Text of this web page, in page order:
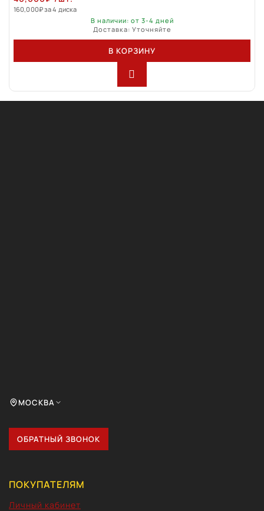
160,000₽за 4 диска
В наличии: от 3-4 дней
Доставка: Уточняйте
В КОРЗИНУ
МОСКВА
ОБРАТНЫЙ ЗВОНОК
ПОКУПАТЕЛЯМ
Личный кабинет